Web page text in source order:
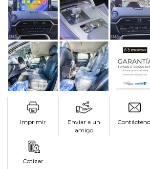
Imprimir
Enviar a un
amigo
Cotizar